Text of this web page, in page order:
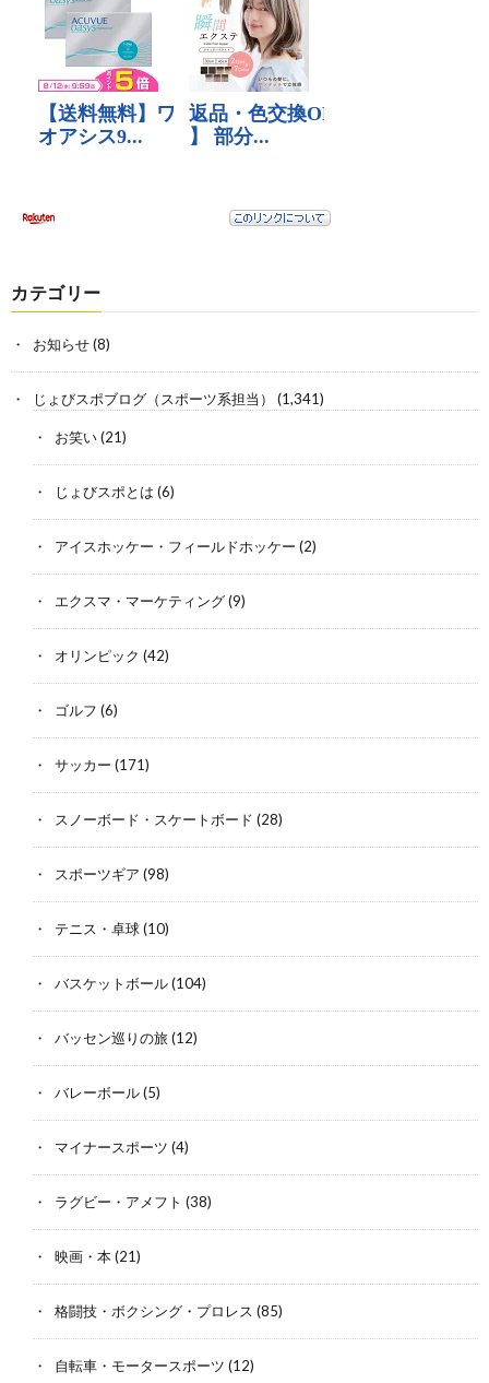
カテゴリー
お知らせ(8)
じょびスポブログ（スポーツ系担当） (1,341)
お笑い(21)
じょびスポとは (6)
アイスホッケー・フィールドホッケー (2)
エクスマ・マーケティング(9)
オリンピック (42)
ゴルフ (6)
サッカー (171)
スノーボード・スケートボード (28)
スポーツギア (98)
テニス・卓球(10)
バスケットボール(104)
バッセン巡りの旅(12)
バレーボール(5)
マイナースポーツ (4)
ラグビー・アメフト (38)
映画・本(21)
格闘技・ボクシング・プロレス (85)
自転車・モータースポーツ (12)